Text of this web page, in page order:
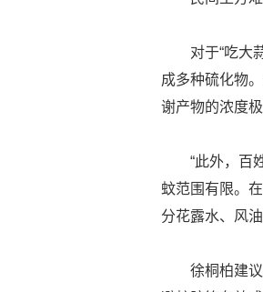
对于“吃大
成多种硫化物
谢产物的浓度
“此外，百
蚊范围有限。
分花露水、风
徐桐柏建